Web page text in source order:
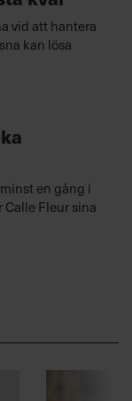
vid att hantera
kan lösa
en gång i
Fleur sina